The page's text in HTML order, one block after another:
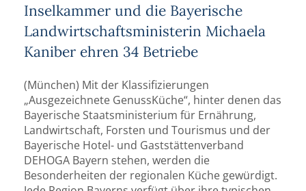
Inselkammer und die Bayerische
Landwirtschaftsministerin Michaela
Kaniber ehren 34 Betriebe
(München) Mit der Klassifizierungen
„Ausgezeichnete GenussKüche“, hinter denen das
Bayerische Staatsministerium für Ernährung,
Landwirtschaft, Forsten und Tourismus und der
Bayerische Hotel- und Gaststättenverband
DEHOGA Bayern stehen, werden die
Besonderheiten der regionalen Küche gewürdigt.